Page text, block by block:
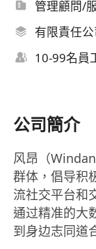
管理顧問/
有限責任公
10-99名員
公司簡介
风昂（
群体，倡导积
流社交平台和
通过精准的大
到身边志同道